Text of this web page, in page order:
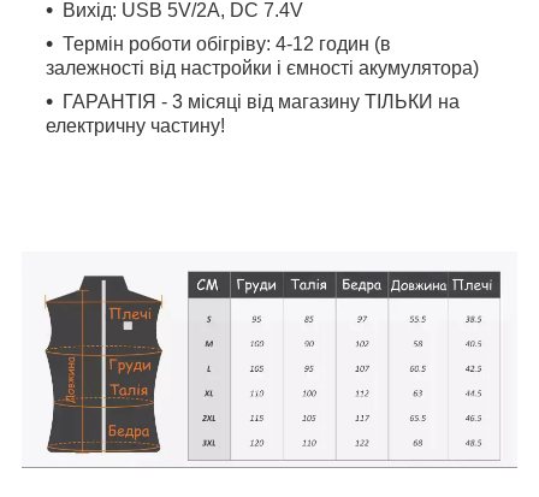
Вихід: USB 5V/2А, DC 7.4V
Термін роботи обігріву: 4-12 годин (в
залежності від настройки і ємності акумулятора)
ГАРАНТІЯ - 3 місяці від магазину ТІЛЬКИ на
електричну частину!